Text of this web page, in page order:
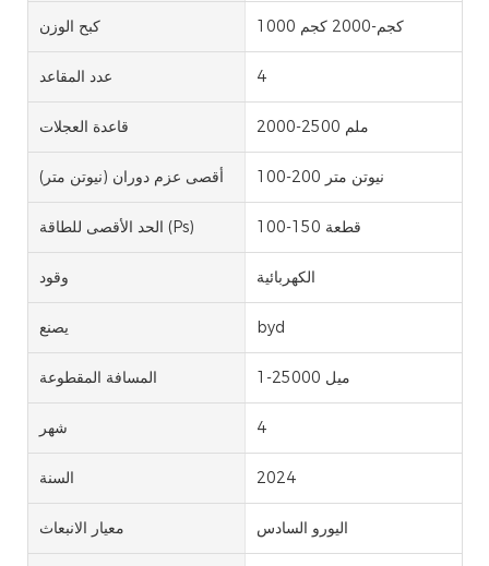
كبح الوزن 1000 كجم-2000 كجم
عدد المقاعد 4
قاعدة العجلات 2000-2500 ملم
أقصى عزم دوران (نيوتن متر) 100-200 نيوتن متر
الحد الأقصى للطاقة (Ps) 100-150 قطعة
وقود الكهربائية
يصنع byd
المسافة المقطوعة 1-25000 ميل
شهر 4
السنة 2024
معيار الانبعاث اليورو السادس